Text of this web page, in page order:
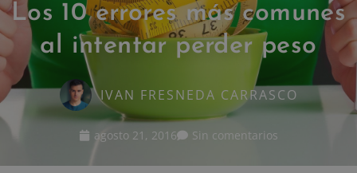
Los 10 errores más comunes
al intentar perder peso
IVAN FRESNEDA CARRASCO
agosto 21, 2016 Sin comentarios